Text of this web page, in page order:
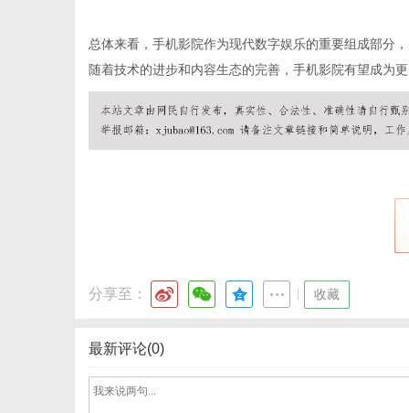
总体来看，手机影院作为现代数字娱乐的重要组成部分
随着技术的进步和内容生态的完善，手机影院有望成为
分享至： 收藏
最新评论(0)